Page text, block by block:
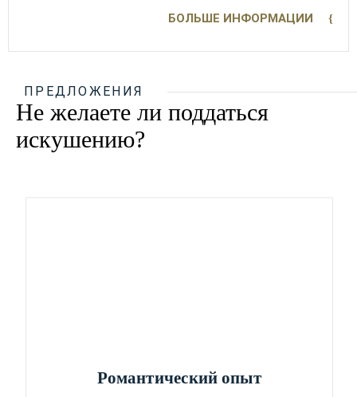
БОЛЬШЕ ИНФОРМАЦИИ
ПРЕДЛОЖЕНИЯ
Не желаете ли поддаться
искушению?
Pомантический опыт